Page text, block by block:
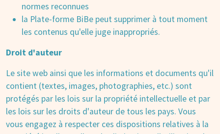
normes reconnues
la Plate-forme BiBe peut supprimer à tout moment
les contenus qu'elle juge inappropriés.
Droit d'auteur
Le site web ainsi que les informations et documents qu'il
contient (textes, images, photographies, etc.) sont
protégés par les lois sur la propriété intellectuelle et par
les lois sur les droits d'auteur de tous les pays. Vous
vous engagez à respecter ces dispositions relatives à la